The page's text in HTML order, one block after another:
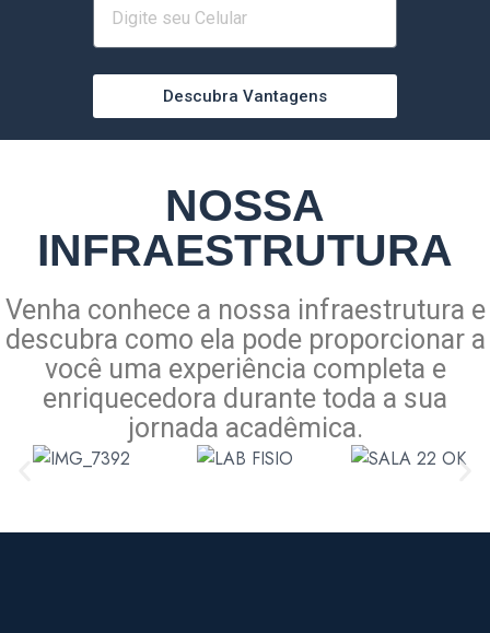
Descubra Vantagens
NOSSA
INFRAESTRUTURA
Venha conhece a nossa infraestrutura e
descubra como ela pode proporcionar a
você uma experiência completa e
enriquecedora durante toda a sua
jornada acadêmica.